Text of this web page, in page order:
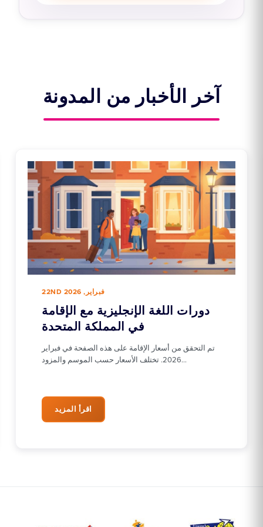
آخر الأخبار من المدونة
22ND فبراير, 2026
دورات اللغة الإنجليزية مع الإقامة
في المملكة المتحدة
تم التحقق من أسعار الإقامة على هذه الصفحة في فبراير
2026. تختلف الأسعار حسب الموسم والمزود…
اقرأ المزيد